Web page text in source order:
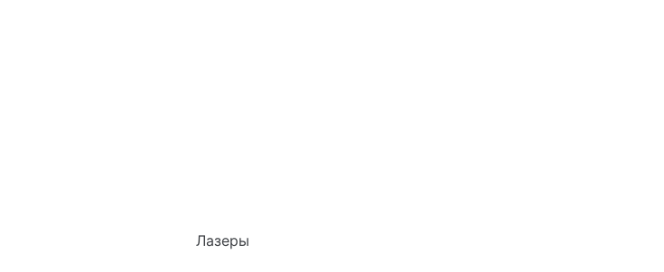
Лазеры